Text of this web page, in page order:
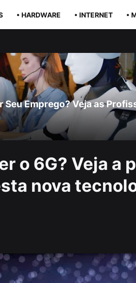
• HARDWARE • INTERNET •
Emprego? Veja as
o 6G? Veja a
nova